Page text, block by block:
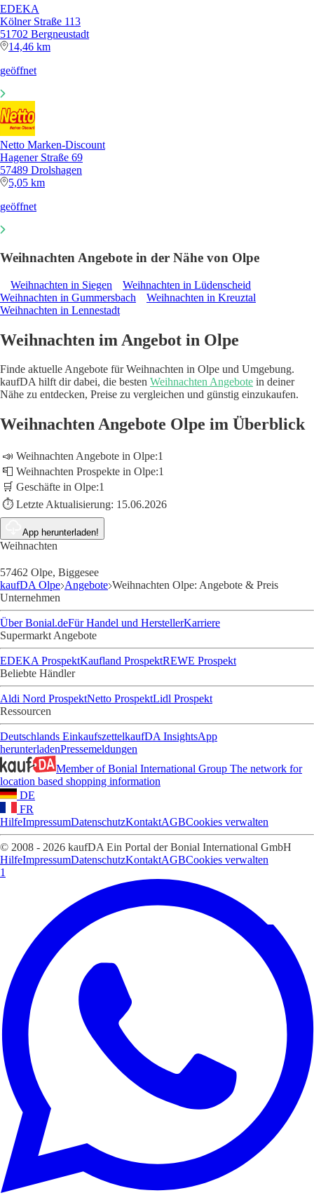
EDEKA
Kölner Straße 113
51702 Bergneustadt
14,46 km
geöffnet
Netto Marken-Discount
Hagener Straße 69
57489 Drolshagen
5,05 km
geöffnet
Weihnachten Angebote in der Nähe von Olpe
Weihnachten in Siegen
Weihnachten in Lüdenscheid
Weihnachten in Gummersbach
Weihnachten in Kreuztal
Weihnachten in Lennestadt
Weihnachten im Angebot in Olpe
Finde aktuelle Angebote für Weihnachten in Olpe und Umgebung.
kaufDA hilft dir dabei, die besten Weihnachten Angebote in deiner
Nähe zu entdecken, Preise zu vergleichen und günstig einzukaufen.
Weihnachten Angebote Olpe im Überblick
📣 Weihnachten Angebote in Olpe:1
📮 Weihnachten Prospekte in Olpe:1
🛒 Geschäfte in Olpe:1
⏱️ Letzte Aktualisierung: 15.06.2026
App herunterladen!
Weihnachten
57462 Olpe, Biggesee
kaufDA Olpe Angebote Weihnachten Olpe: Angebote & Preis
Unternehmen
Über Bonial.deFür Handel und HerstellerKarriere
Supermarkt Angebote
EDEKA ProspektKaufland ProspektREWE Prospekt
Beliebte Händler
Aldi Nord ProspektNetto ProspektLidl Prospekt
Ressourcen
Deutschlands EinkaufszettelkaufDA InsightsApp
herunterladenPressemeldungen
Member of Bonial International Group The network for
location based shopping information
DE
FR
HilfeImpressumDatenschutzKontaktAGBCookies verwalten
© 2008 - 2026 kaufDA Ein Portal der Bonial International GmbH
HilfeImpressumDatenschutzKontaktAGBCookies verwalten
1